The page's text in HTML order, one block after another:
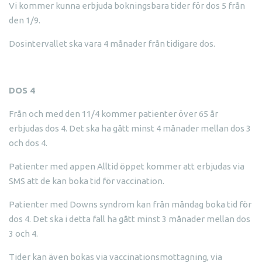
Vi kommer kunna erbjuda bokningsbara tider för dos 5 från
den 1/9.
Dosintervallet ska vara 4 månader från tidigare dos.
DOS 4
Från och med den 11/4 kommer patienter över 65 år
erbjudas dos 4. Det ska ha gått minst 4 månader mellan dos 3
och dos 4.
Patienter med appen Alltid öppet kommer att erbjudas via
SMS att de kan boka tid för vaccination.
Patienter med Downs syndrom kan från måndag boka tid för
dos 4. Det ska i detta fall ha gått minst 3 månader mellan dos
3 och 4.
Tider kan även bokas via vaccinationsmottagning, via